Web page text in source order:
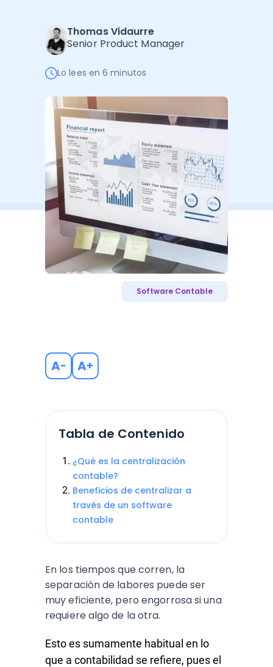
Administración Empresarial
Ver todo
Software Factura y Administración
Autores
Thomas Vidaurre
Senior Product Manager
Lo lees en 6 minutos
Software Contable
A- A+
Tabla de Contenido
¿Qué es la centralización
contable?
Beneficios de centralizar a
través de un software
contable
En los tiempos que corren, la
separación de labores puede ser
muy eficiente, pero engorrosa si una
requiere algo de la otra.
Esto es sumamente habitual en lo
que a contabilidad se refiere, pues el